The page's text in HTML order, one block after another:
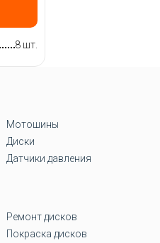
8 шт.
Мотошины
Диски
Датчики давления
Ремонт дисков
Покраска дисков